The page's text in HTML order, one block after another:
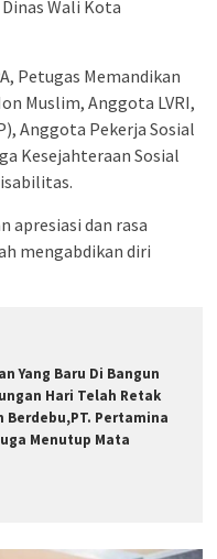
Wali Kota
Petugas Memandikan
Muslim, Anggota LVRI,
Anggota Pekerja Sosial
Kesejahteraan Sosial
apresiasi dan rasa
mengabdikan diri
Yang Baru Di Bangun
Hari Telah Retak
Berdebu,PT. Pertamina
Menutup Mata